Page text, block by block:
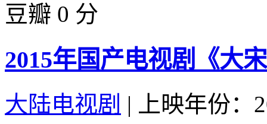
豆瓣 0 分
2015年国产电视剧《大
大陆电视剧 |
上映年份：